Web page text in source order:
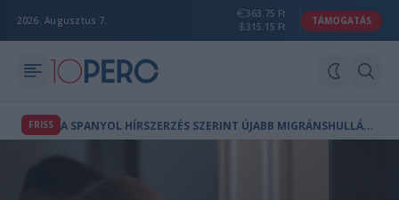
2026. Augusztus 7.
363.75 Ft
315.15 Ft
TÁMOGATÁS
FRISS A
SPANYOL HÍRSZERZÉS SZERINT ÚJABB MIGRÁNSHULLÁM INDULHAT CEUTA FELÉ